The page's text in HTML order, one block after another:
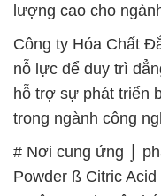
lượng cao cho
Công ty Hóa Chất
nỗ lực để duy trì
hỗ trợ sự phát triển
trong ngành công
# Nơi cung ứng ⌡
Powder ß Citric